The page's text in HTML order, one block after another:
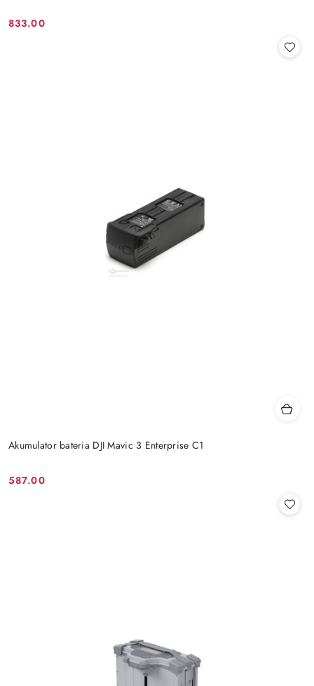
Cena:
833.00
Akumulator bateria DJI Mavic 3 Enterprise C1
Cena:
587.00